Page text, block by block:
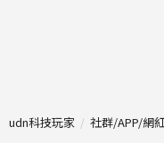
udn科技玩家 社群/APP/網